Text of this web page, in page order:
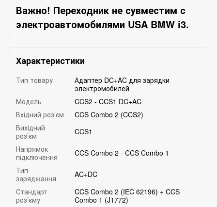
Важно! Переходник не сувместим с
электроавтомобилями USA BMW i3.
Характеристики
Тип товару
Адаптер DC+AC для зарядки
электромобилей
Модель
CCS2 - CCS1 DC+AC
Вхідний роз’єм
CCS Combo 2 (CCS2)
Вихідний
роз’єм
CCS1
Напрямок
підключення
CCS Combo 2 - CCS Combo 1
Тип
заряджання
AC+DC
Стандарт
роз’єму
CCS Combo 2 (IEC 62196) + CCS
Combo 1 (J1772)